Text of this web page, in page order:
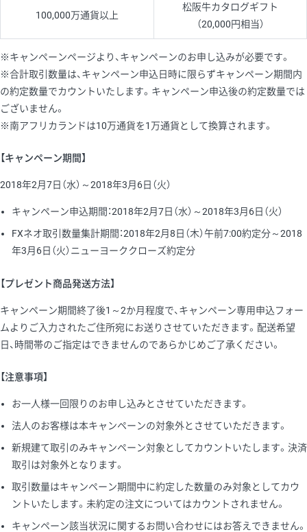
100,000万通貨以上
松阪牛カタログギフト
（20,000円相当）
※キャンペーンページより、キャンペーンのお申し込みが必要です。
※合計取引数量は、キャンペーン申込日時に限らずキャンペーン期間内
の約定数量でカウントいたします。キャンペーン申込後の約定数量では
ございません。
※南アフリカランドは10万通貨を1万通貨として換算されます。
【キャンペーン期間】
2018年2月7日（水）～2018年3月6日（火）
キャンペーン申込期間：2018年2月7日（水）～2018年3月6日（火）
FXネオ取引数量集計期間：2018年2月8日（木）午前7:00約定分～2018
年3月6日（火）ニューヨーククローズ約定分
【プレゼント商品発送方法】
キャンペーン期間終了後1～2か月程度で、キャンペーン専用申込フォー
ムよりご入力されたご住所宛にお送りさせていただきます。配送希望
日、時間帯のご指定はできませんのであらかじめご了承ください。
【注意事項】
お一人様一回限りのお申し込みとさせていただきます。
法人のお客様は本キャンペーンの対象外とさせていただきます。
新規建て取引のみキャンペーン対象としてカウントいたします。決済
取引は対象外となります。
取引数量はキャンペーン期間中に約定した数量のみ対象としてカウ
ントいたします。未約定の注文についてはカウントされません。
キャンペーン該当状況に関するお問い合わせにはお答えできません。